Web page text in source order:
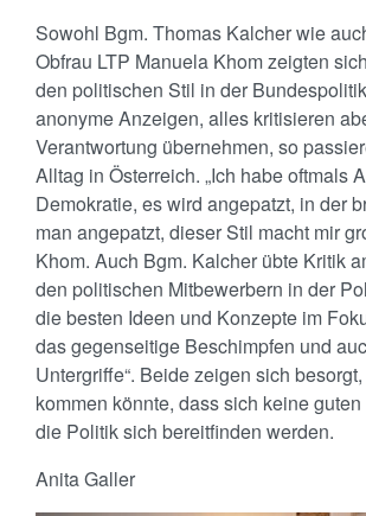
Sowohl Bgm. Thomas Kalcher wie
Obfrau LTP Manuela Khom zeigten
den politischen Stil in der
anonyme Anzeigen, alles kritisieren
Verantwortung übernehmen, so
Alltag in Österreich. „Ich habe oftmals
Demokratie, es wird angepatzt, in der
man angepatzt, dieser Stil macht mir
Khom. Auch Bgm. Kalcher übte Kritik
den politischen Mitbewerbern in der
die besten Ideen und Konzepte im
das gegenseitige Beschimpfen und
Untergriffe“. Beide zeigen sich
kommen könnte, dass sich keine
die Politik sich bereitfinden werden.
Anita Galler